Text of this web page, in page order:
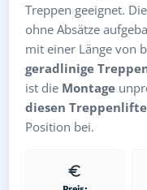
Treppen geeignet.
ohne Absätze
mit einer Länge von
geradlinige
ist die Montage
diesen
Position bei.